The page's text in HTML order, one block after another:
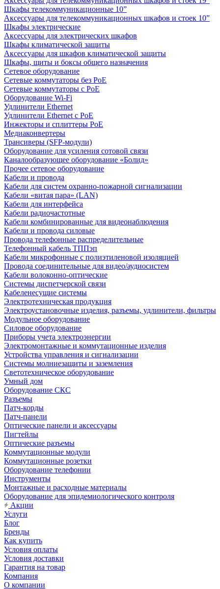
Шкафы телекоммуникационные 10”
Аксессуары для телекоммуникационных шкафов и стоек 10”
Шкафы электрические
Аксессуары для электрических шкафов
Шкафы климатической защиты
Аксессуары для шкафов климатической защиты
Шкафы, щиты и боксы общего назначения
Сетевое оборудование
Сетевые коммутаторы без PoE
Сетевые коммутаторы с PoE
Оборудование Wi-Fi
Удлинители Ethernet
Удлинители Ethernet с PoE
Инжекторы и сплиттеры PoE
Медиаконвертеры
Трансиверы (SFP-модули)
Оборудование для усиления сотовой связи
Каналообразующее оборудование «Болид»
Прочее сетевое оборудование
Кабели и провода
Кабели для систем охранно-пожарной сигнализации
Кабели «витая пара» (LAN)
Кабели для интерфейса
Кабели радиочастотные
Кабели комбинированные для видеонаблюдения
Кабели и провода силовые
Провода телефонные распределительные
Телефонный кабель ТППэп
Кабели микрофонные с полиэтиленовой изоляцией
Провода соединительные для видео/аудиосистем
Кабели волоконно-оптические
Системы диспетчерской связи
Кабеленесущие системы
Электротехническая продукция
Электроустановочные изделия, разъемы, удлинители, фильтры
Модульное оборудование
Силовое оборудование
Приборы учета электроэнергии
Электромонтажные и коммутационные изделия
Устройства управления и сигнализации
Системы молниезащиты и заземления
Светотехническое оборудование
Умный дом
Оборудование СКС
Разъемы
Патч-корды
Патч-панели
Оптические панели и аксессуары
Пигтейлы
Оптические разъемы
Коммутационные модули
Коммутационные розетки
Оборудование телефонии
Инструменты
Монтажные и расходные материалы
Оборудование для эпидемиологического контроля
Акции
Услуги
Блог
Бренды
Как купить
Условия оплаты
Условия доставки
Гарантия на товар
Компания
О компании